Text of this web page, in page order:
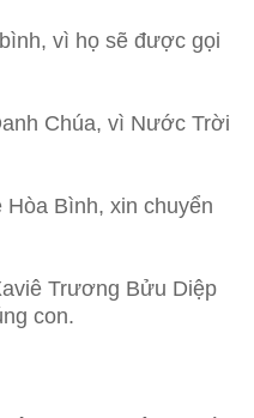
vì họ sẽ được gọi
Chúa, vì Nước Trời
Bình, xin chuyển
Trương Bửu Diệp
con.